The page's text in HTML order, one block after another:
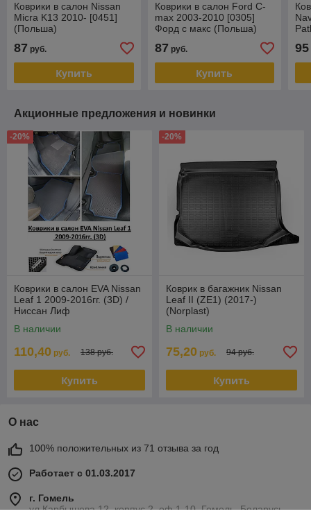
Коврики в салон Nissan
Miсra K13 2010- [0451]
(Польша)
87 руб.
Купить
Коврики в салон Ford C-
max 2003-2010 [0305]
Форд с макс (Польша)
87 руб.
Купить
95
Акционные предложения и новинки
-20%
Коврики в салон EVA Nissan
Leaf 1 2009-2016гг. (3D) /
Ниссан Лиф
В наличии
110,40 руб. 138 руб.
Купить
-20%
Коврик в багажник Nissan
Leaf II (ZE1) (2017-)
(Norplast)
В наличии
75,20 руб. 94 руб.
Купить
О нас
100% положительных из 71 отзыва за год
Работает с 01.03.2017
г. Гомель
ул Карбышева 12, корпус 2, оф.1-10, Гомель, Беларусь